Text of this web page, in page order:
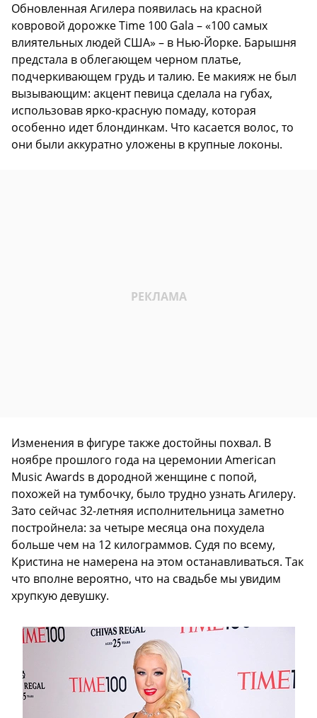
Обновленная Агилера появилась на красной
ковровой дорожке Time 100 Gala – «100 самых
влиятельных людей США» – в Нью-Йорке. Барышня
предстала в облегающем черном платье,
подчеркивающем грудь и талию. Ее макияж не был
вызывающим: акцент певица сделала на губах,
использовав ярко-красную помаду, которая
особенно идет блондинкам. Что касается волос, то
они были аккуратно уложены в крупные локоны.
Изменения в фигуре также достойны похвал. В
ноябре прошлого года на церемонии American
Music Awards в дородной женщине с попой,
похожей на тумбочку, было трудно узнать Агилеру.
Зато сейчас 32-летняя исполнительница заметно
постройнела: за четыре месяца она похудела
больше чем на 12 килограммов. Судя по всему,
Кристина не намерена на этом останавливаться. Так
что вполне вероятно, что на свадьбе мы увидим
хрупкую девушку.